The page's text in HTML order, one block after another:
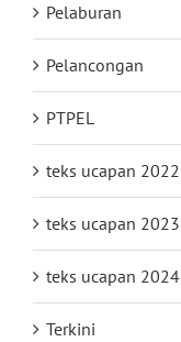
Pelaburan
Pelancongan
PTPEL
teks ucapan 2022
teks ucapan 2023
teks ucapan 2024
Terkini